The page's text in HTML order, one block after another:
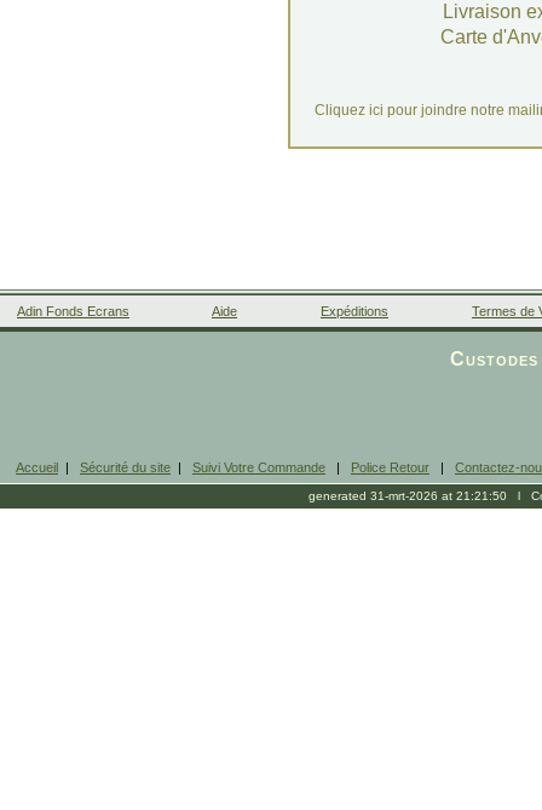
Livraison
Carte
Cliquez ici pour joindre notre
Adin Fonds Ecrans Aide Expéditions Termes de
Accueil | Sécurité du site | Suivi Votre Commande | Police Retour | Contactez-
generated 31-mrt-2026 at 21:21:50 l